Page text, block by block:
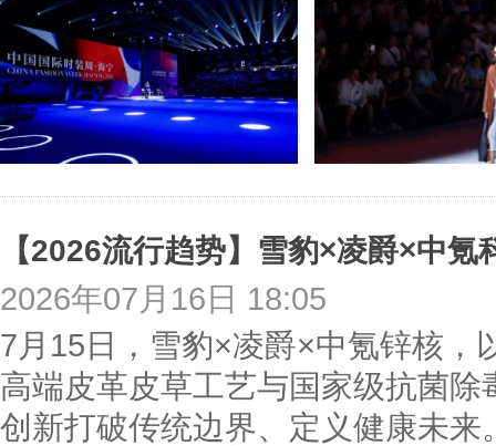
【2026流行趋势】雪豹×凌爵×中
2026年07月16日 18:05
7月15日，雪豹×凌爵×中氪锌核，
高端皮革皮草工艺与国家级抗菌
创新打破传统边界、定义健康未